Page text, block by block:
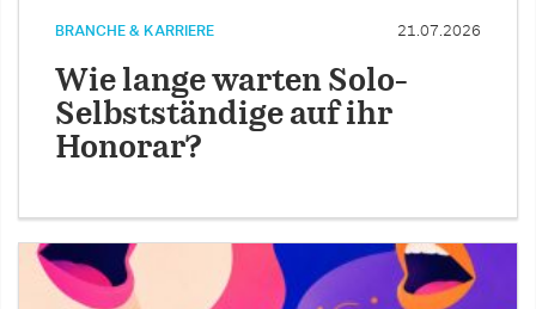
BRANCHE & KARRIERE 21.07.2026
Wie lange warten Solo-
Selbstständige auf ihr
Honorar?